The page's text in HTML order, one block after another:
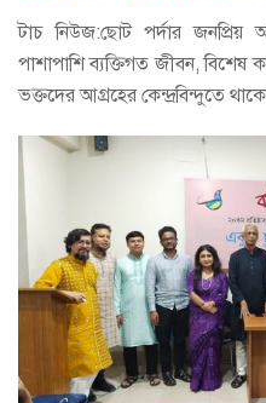
টাচ নিউজ:ছোট পর্দার জনপ্রিয়
পাশাপাশি ব্যক্তিগত জীবন, বিশেষ
ভক্তদের আগ্রহের কেন্দ্রবিন্দুতে